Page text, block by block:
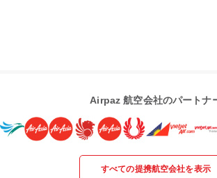
Airpaz 航空会社のパートナ
すべての提携航空会社を表示